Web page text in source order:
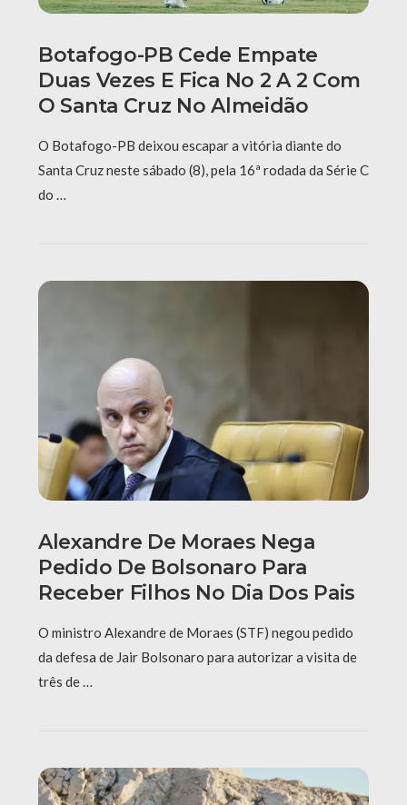
Botafogo-PB Cede Empate
Duas Vezes E Fica No 2 A 2 Com
O Santa Cruz No Almeidão
O Botafogo-PB deixou escapar a vitória diante do
Santa Cruz neste sábado (8), pela 16ª rodada da Série C
do …
Alexandre De Moraes Nega
Pedido De Bolsonaro Para
Receber Filhos No Dia Dos Pais
O ministro Alexandre de Moraes (STF) negou pedido
da defesa de Jair Bolsonaro para autorizar a visita de
três de …